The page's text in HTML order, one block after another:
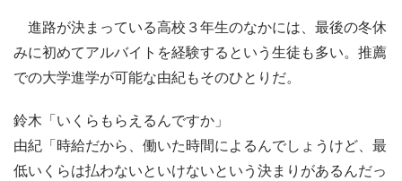
進路が決まっている高校３年生のなかには、最後の冬休
みに初めてアルバイトを経験するという生徒も多い。推薦
での大学進学が可能な由紀もそのひとりだ。
鈴木「いくらもらえるんですか」
由紀「時給だから、働いた時間によるんでしょうけど、最
低いくらは払わないといけないという決まりがあるんだっ